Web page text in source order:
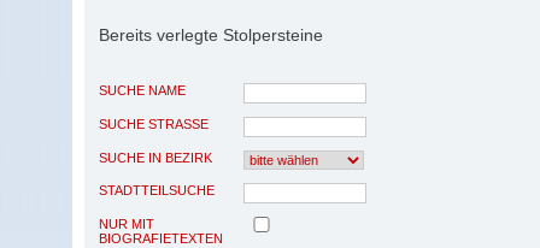
Bereits verlegte Stolpersteine
SUCHE NAME
SUCHE STRASSE
SUCHE IN BEZIRK
STADTTEILSUCHE
NUR MIT
BIOGRAFIETEXTEN